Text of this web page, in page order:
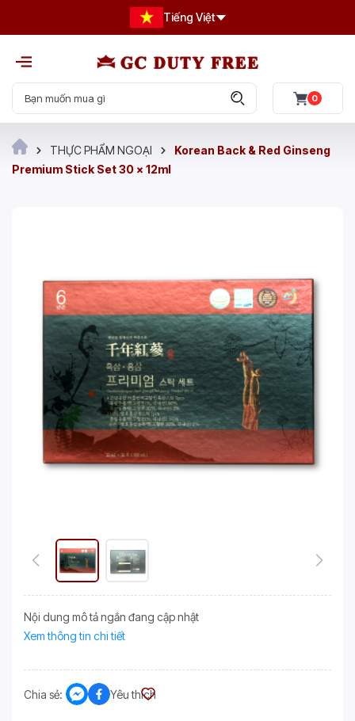
Tiếng Việt
0
THỰC PHẨM NGOẠI
Korean Back & Red Ginseng
Premium Stick Set 30 x 12ml
Nội dung mô tả ngắn đang cập nhật
Xem thông tin chi tiết
Chia sẻ: Yêu thích